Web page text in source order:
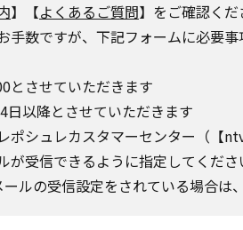
】【よくあるご質問】をご確認くだ
手数ですが、下記フォームに必要
とさせていただきます
以降とさせていただきます
ポシュレカスタマーセンター（
受信できるように指定してくださ
ルの受信設定をされている場合